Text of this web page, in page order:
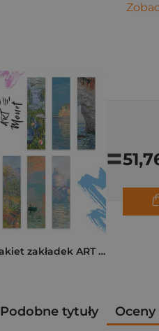
Pakiet zakładek ART Monet
=
Podobne tytuły